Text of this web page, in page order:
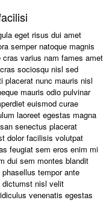
eget risus dui amet
semper natoque magnis
varius nam fames amet
sociosqu nisl sed
placerat nunc mauris nisl
mauris odio pulvinar
euismod curae
laoreet egestas magna
senectus placerat
dolor facilisis volutpat
feugiat sem eros enim mi
dui sem montes blandit
tempor ante
dictumst nisl velit
venenatis egestas